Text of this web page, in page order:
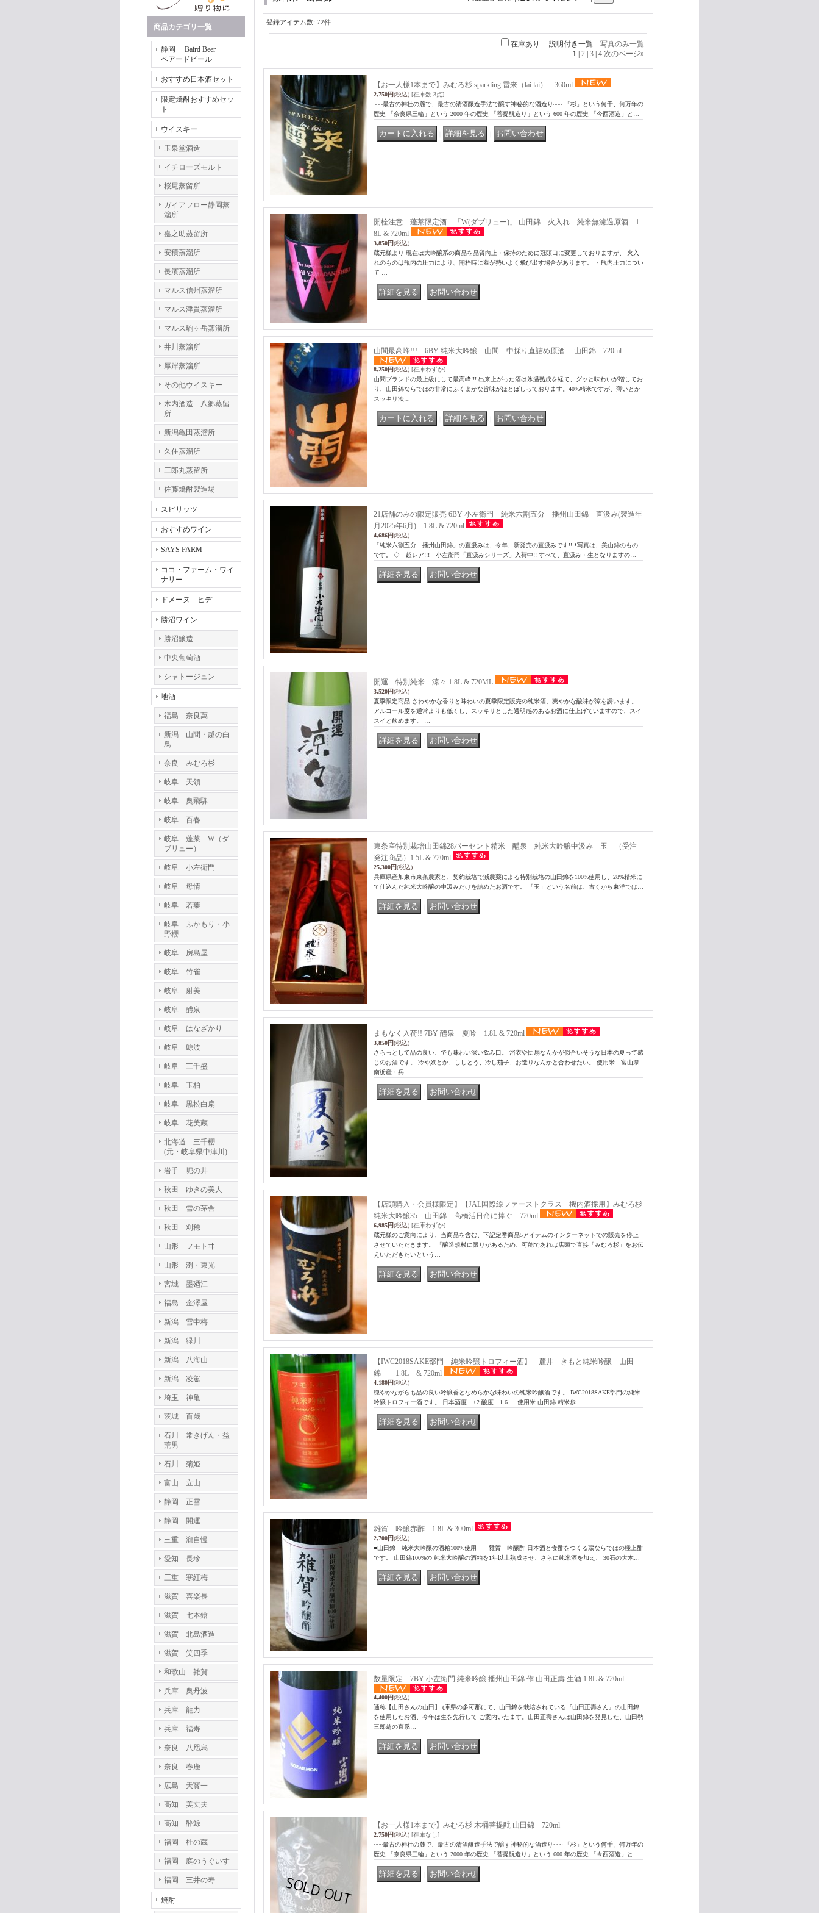
商品カテゴリ一覧
静岡 Baird Beer
ベアードビール
おすすめ日本酒セット
限定焼酎おすすめセッ
ト
ウイスキー
玉泉堂酒造
イチローズモルト
桜尾蒸留所
ガイアフロー静岡蒸
溜所
嘉之助蒸留所
安積蒸溜所
長濱蒸溜所
マルス信州蒸溜所
マルス津貫蒸溜所
マルス駒ヶ岳蒸溜所
井川蒸溜所
厚岸蒸溜所
その他ウイスキー
木内酒造 八郷蒸留
所
新潟亀田蒸溜所
久住蒸溜所
三郎丸蒸留所
佐藤焼酎製造場
スピリッツ
おすすめワイン
SAYS FARM
ココ・ファーム・ワイ
ナリー
ドメーヌ ヒデ
勝沼ワイン
勝沼醸造
中央葡萄酒
シャトージュン
地酒
福島 奈良萬
新潟 山間・越の白
鳥
奈良 みむろ杉
岐阜 天領
岐阜 奥飛騨
岐阜 百春
岐阜 蓬莱 W（ダ
ブリュー）
岐阜 小左衛門
岐阜 母情
岐阜 若葉
岐阜 ふかもり・小
野櫻
岐阜 房島屋
岐阜 竹雀
岐阜 射美
岐阜 醴泉
岐阜 はなざかり
岐阜 鯨波
岐阜 三千盛
岐阜 玉柏
岐阜 黒松白扇
岐阜 花美蔵
北海道 三千櫻
(元・岐阜県中津川)
岩手 堀の井
秋田 ゆきの美人
秋田 雪の茅舎
秋田 刈穂
山形 フモトヰ
山形 洌・東光
宮城 墨廼江
福島 金澤屋
新潟 雪中梅
新潟 緑川
新潟 八海山
新潟 凌駕
埼玉 神亀
茨城 百歳
石川 常きげん・益
荒男
石川 菊姫
富山 立山
静岡 正雪
静岡 開運
三重 瀧自慢
愛知 長珍
三重 寒紅梅
滋賀 喜楽長
滋賀 七本鎗
滋賀 北島酒造
滋賀 笑四季
和歌山 雑賀
兵庫 奥丹波
兵庫 龍力
兵庫 福寿
奈良 八咫烏
奈良 春鹿
広島 天寳一
高知 美丈夫
高知 酔鯨
福岡 杜の蔵
福岡 庭のうぐいす
福岡 三井の寿
焼酎
登録アイテム数: 72件
在庫あり 説明付き一覧 写真のみ一覧
1 2 3 4 次のページ»
【お一人様1本まで】みむろ杉 sparkling 雷来（lai lai） 360ml
2,750円(税込) [在庫数 3点]
~~~最古の神社の麓で、最古の清酒醸造手法で醸す神秘的な酒造り~~~ 「杉」という何千、何万年の
歴史 「奈良県三輪」という 2000 年の歴史 「菩提酛造り」という 600 年の歴史 「今西酒造」と…
開栓注意 蓬莱限定酒 「W(ダブリュー)」 山田錦 火入れ 純米無濾過原酒 1.
8L & 720ml
3,850円(税込)
蔵元様より 現在は大吟醸系の商品を品質向上・保持のために冠頭口に変更しておりますが、 火入
れのものは瓶内の圧力により、開栓時に蓋が勢いよく飛び出す場合があります。 ・瓶内圧力につい
て …
山間最高峰!!! 6BY 純米大吟醸 山間 中採り直詰め原酒 山田錦 720ml
8,250円(税込) [在庫わずか]
山間ブランドの最上級にして最高峰!!! 出来上がった酒は氷温熟成を経て、グッと味わいが増してお
り、山田錦ならではの非常にふくよかな旨味がほとばしっております。40%精米ですが、薄いとか
スッキリ淡…
21店舗のみの限定販売 6BY 小左衛門 純米六割五分 播州山田錦 直汲み(製造年
月2025年6月) 1.8L & 720ml
4,686円(税込)
「純米六割五分 播州山田錦」の直汲みは、今年、新発売の直汲みです!! *写真は、美山錦のもの
です。 ◇ 超レア!!! 小左衛門「直汲みシリーズ」入荷中!! すべて、直汲み・生となりますの…
開運 特別純米 涼々 1.8L & 720ML
3,520円(税込)
夏季限定商品 さわやかな香りと味わいの夏季限定販売の純米酒。爽やかな酸味が涼を誘います。
アルコール度を通常よりも低くし、スッキリとした透明感のあるお酒に仕上げていますので、スイ
スイと飲めます。 …
東条産特別栽培山田錦28パーセント精米 醴泉 純米大吟醸中汲み 玉 （受注
発注商品）1.5L & 720ml
25,300円(税込)
兵庫県産加東市東条農家と、契約栽培で減農薬による特別栽培の山田錦を100%使用し、28%精米に
て仕込んだ純米大吟醸の中汲みだけを詰めたお酒です。 「玉」という名前は、古くから東洋では…
まもなく入荷!! 7BY 醴泉 夏吟 1.8L & 720ml
3,850円(税込)
さらっとして品の良い、でも味わい深い飲み口。 浴衣や団扇なんかが似合いそうな日本の夏って感
じのお酒です。 冷や奴とか、ししとう、冷し茄子、お造りなんかと合わせたい。 使用米 富山県
南栃産・兵…
【店頭購入・会員様限定】【JAL国際線ファーストクラス 機内酒採用】みむろ杉
純米大吟醸35 山田錦 高橋活日命に捧ぐ 720ml
6,985円(税込) [在庫わずか]
蔵元様のご意向により、当商品を含む、下記定番商品5アイテムのインターネットでの販売を停止
させていただきます。 「醸造規模に限りがあるため、可能であれば店頭で直接「みむろ杉」をお伝
えいただきたいという…
【IWC2018SAKE部門 純米吟醸トロフィー酒】 麓井 きもと純米吟醸 山田
錦 1.8L & 720ml
4,180円(税込)
穏やかながらも品の良い吟醸香となめらかな味わいの純米吟醸酒です。 IWC2018SAKE部門の純米
吟醸トロフィー酒です。 日本酒度 +2 酸度 1.6 使用米 山田錦 精米歩…
雑賀 吟醸赤酢 1.8L & 300ml
2,700円(税込)
■山田錦 純米大吟醸の酒粕100%使用 雜賀 吟醸酢 日本酒と食酢をつくる蔵ならではの極上酢
です。 山田錦100%の 純米大吟醸の酒粕を1年以上熟成させ、さらに純米酒を加え、 30石の大木…
数量限定 7BY 小左衛門 純米吟醸 播州山田錦 作:山田正壽 生酒 1.8L & 720ml
4,400円(税込)
通称【山田さんの山田】 (庫県の多可郡にて、山田錦を栽培されている『山田正壽さん』の山田錦
を使用したお酒、今年は生を先行して ご案内いたます。山田正壽さんは山田錦を発見した、山田勢
三郎翁の直系…
【お一人様1本まで】みむろ杉 木桶菩提酛 山田錦 720ml
2,750円(税込) [在庫なし]
~~~最古の神社の麓で、最古の清酒醸造手法で醸す神秘的な酒造り~~~ 「杉」という何千、何万年の
歴史 「奈良県三輪」という 2000 年の歴史 「菩提酛造り」という 600 年の歴史 「今西酒造」と…